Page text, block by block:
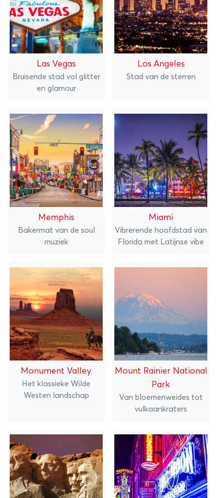
Las Vegas
Bruisende stad vol glitter
en glamour
Los Angeles
Stad van de sterren
Memphis
Bakermat van de soul
muziek
Miami
Vibrerende hoofdstad van
Florida met Latijnse vibe
Monument Valley
Het klassieke Wilde
Westen landschap
Mount Rainier National
Park
Van bloemenweides tot
vulkaankraters